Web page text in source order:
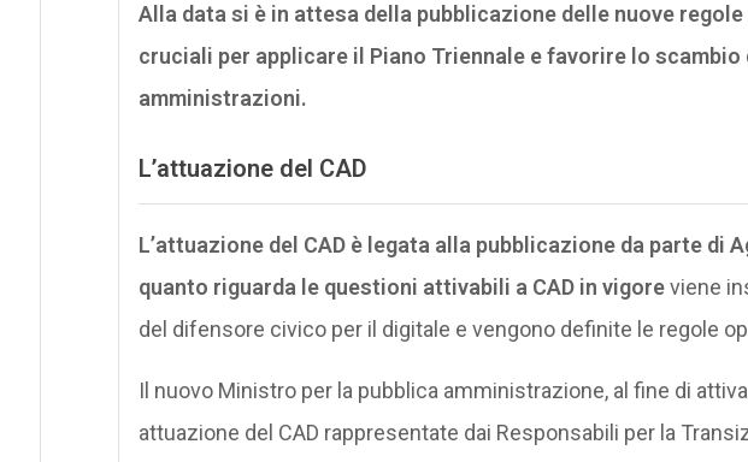
Alla data si è in attesa della pubblicazione delle nuove
cruciali per applicare il Piano Triennale e favorire lo
amministrazioni.
L’attuazione del CAD
L’attuazione del CAD è legata alla pubblicazione da parte di
quanto riguarda le questioni attivabili a CAD in vigoreviene
del difensore civico per il digitale e vengono definite le regole
Il nuovo Ministro per la pubblica amministrazione, al fine di
attuazione del CAD rappresentate dai Responsabili per la